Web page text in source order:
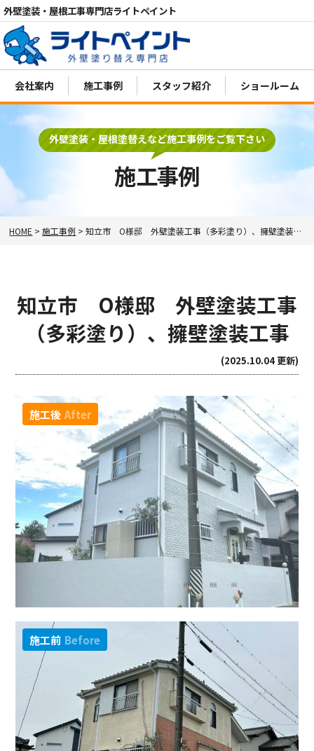
外壁塗装・屋根工事専門店ライトペイント
電話
会社案内 施工事例 スタッフ紹介 ショールーム
施工事例
外壁塗装・屋根塗替えなど施工事例をご覧下さい
HOME >施工事例 >知立市 O様邸 外壁塗装工事（多彩塗り）、擁壁塗装工事
知立市 O様邸 外壁塗装工事
（多彩塗り）、擁壁塗装工事
(2025.10.04 更新)
施工後 After
施工前 Before